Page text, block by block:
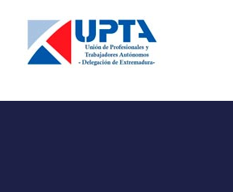
contenido